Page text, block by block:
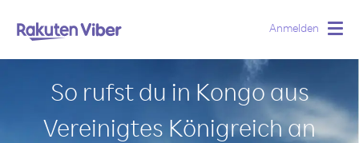
Anmelden
So rufst du in Kongo aus
Vereinigtes Königreich an